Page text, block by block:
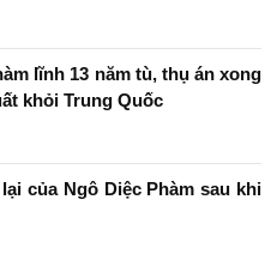
lĩnh 13 năm tù, thụ án xong
khỏi Trung Quốc
của Ngô Diệc Phàm sau khi